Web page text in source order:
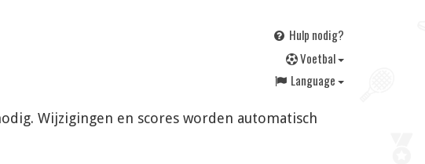
Hulp nodig?
Voetbal
Language
Wijzigingen en scores worden automatisch